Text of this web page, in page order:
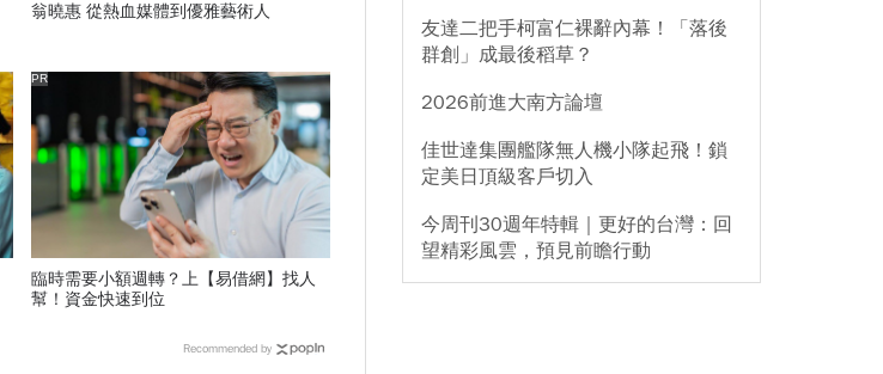
翁曉惠 從熱血媒體到優雅藝術人
臨時需要小額週轉？上【易借網】找人
幫！資金快速到位
PR
Recommended by
友達二把手柯富仁裸辭內幕！「落後
群創」成最後稻草？
2026前進大南方論壇
佳世達集團艦隊無人機小隊起飛！鎖
定美日頂級客戶切入
今周刊30週年特輯｜更好的台灣：回
望精彩風雲，預見前瞻行動